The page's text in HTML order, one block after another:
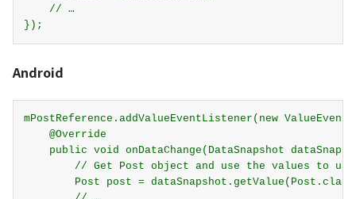
    // …
Android
mPostReference.addValueEventListener(new
    @Override
public void onDataChange(DataSnapshot
// Get Post object and use the values to
Post post =